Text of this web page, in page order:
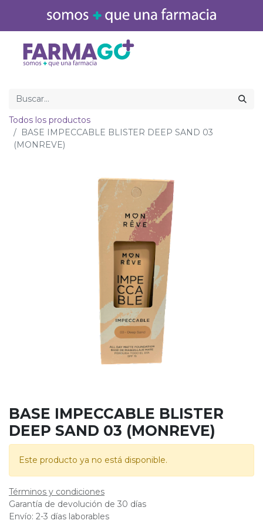
Todos los productos
BASE IMPECCABLE BLISTER DEEP SAND 03
(MONREVE)
BASE IMPECCABLE BLISTER
DEEP SAND 03 (MONREVE)
Este producto ya no está disponible.
Términos y condiciones
Garantía de devolución de 30 días
Envío: 2-3 días laborables